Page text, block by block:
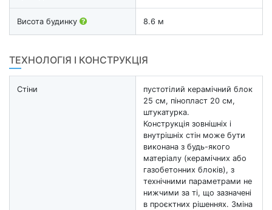
Висота будинку 8.6 м
ТЕХНОЛОГІЯ І КОНСТРУКЦІЯ
Стіни
пустотілий керамічний блок
25 см, пінопласт 20 см,
штукатурка.
Конструкція зовнішніх і
внутрішніх стін може бути
виконана з будь-якого
матеріалу (керамічних або
газобетонних блоків), з
технічними параметрами не
нижчими за ті, що зазначені
в проєктних рішеннях. Зміна